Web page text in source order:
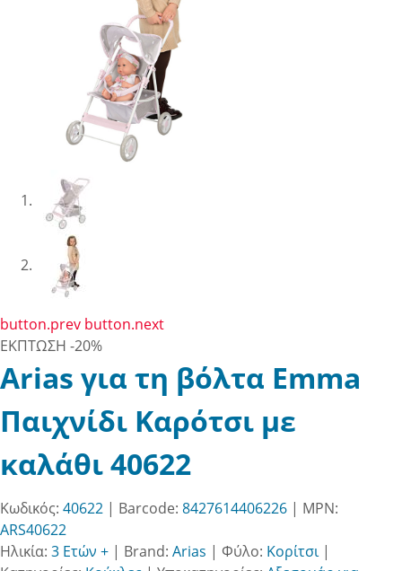
button.prev button.next
ΕΚΠΤΩΣΗ -20%
Arias για τη βόλτα Emma
Παιχνίδι Καρότσι με
καλάθι 40622
Κωδικός: 40622 | Barcode: 8427614406226 | MPN:
ARS40622
Ηλικία: 3 Ετών + | Brand: Arias | Φύλο: Κορίτσι|